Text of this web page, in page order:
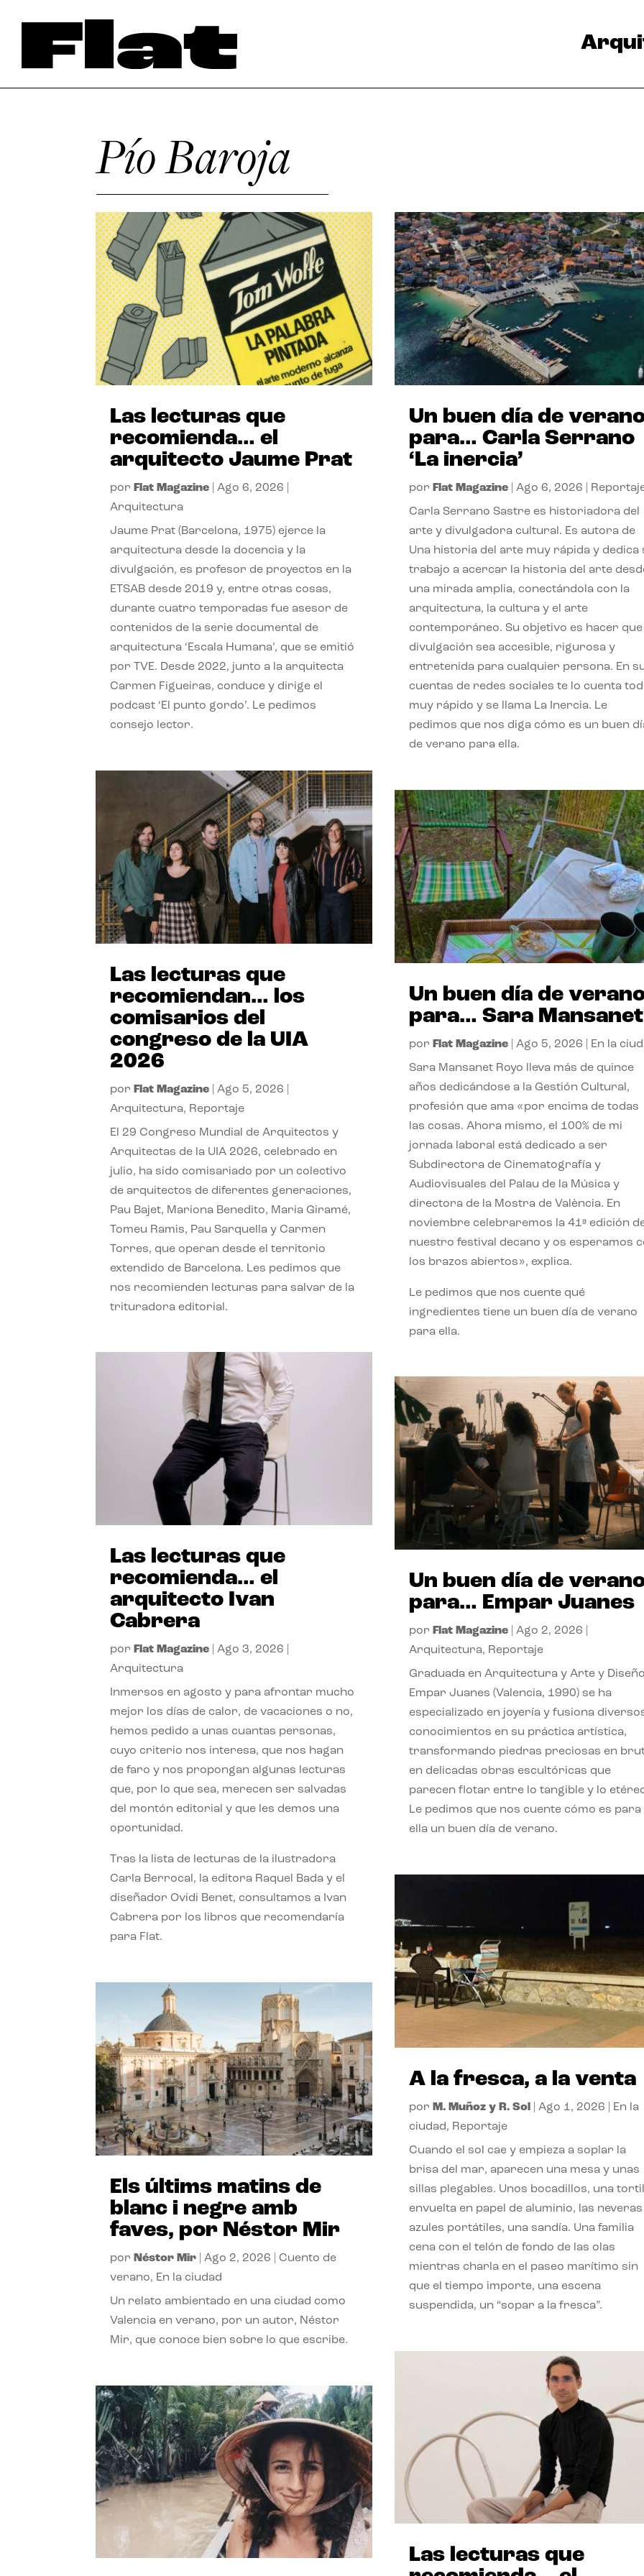
Pío Baroja
Las lecturas que
recomienda… el
arquitecto Jaume Prat
por Flat Magazine |Ago 6, 2026
Arquitectura
Jaume Prat (Barcelona, 1975) ejerce la
arquitectura desde la docencia y la
divulgación, es profesor de proyectos en la
ETSAB desde 2019 y, entre otras cosas,
durante cuatro temporadas fue asesor de
contenidos de la serie documental de
arquitectura ‘Escala Humana’, que se emitió
por TVE. Desde 2022, junto a la arquitecta
Carmen Figueiras, conduce y dirige el
podcast ‘El punto gordo’. Le pedimos
consejo lector.
Las lecturas que
recomiendan… los
comisarios del
congreso de la UIA
2026
por Flat Magazine |Ago 5, 2026
Arquitectura, Reportaje
El 29 Congreso Mundial de Arquitectos y
Arquitectas de la UIA 2026, celebrado en
julio, ha sido comisariado por un colectivo
de arquitectos de diferentes generaciones,
Pau Bajet, Mariona Benedito, Maria Giramé,
Tomeu Ramis, Pau Sarquella y Carmen
Torres, que operan desde el territorio
extendido de Barcelona. Les pedimos que
nos recomienden lecturas para salvar de la
trituradora editorial.
Las lecturas que
recomienda… el
arquitecto Ivan
Cabrera
por Flat Magazine |Ago 3, 2026
Arquitectura
Inmersos en agosto y para afrontar mucho
mejor los días de calor, de vacaciones o no,
hemos pedido a unas cuantas personas,
cuyo criterio nos interesa, que nos hagan
de faro y nos propongan algunas lecturas
que, por lo que sea, merecen ser salvadas
del montón editorial y que les demos una
oportunidad.
Tras la lista de lecturas de la ilustradora
Carla Berrocal, la editora Raquel Bada y el
diseñador Ovidi Benet, consultamos a Ivan
Cabrera por los libros que recomendaría
para Flat.
Els últims matins de
blanc i negre amb
faves, por Néstor Mir
por Néstor Mir |Ago 2, 2026 |Cuento de
verano, En la ciudad
Un relato ambientado en una ciudad como
Valencia en verano, por un autor, Néstor
Mir, que conoce bien sobre lo que escribe.
Un buen día de
para… Carla Serrano
‘La inercia’
por Flat Magazine| Ago 6, 2026
Carla Serrano Sastre es historiadora del
arte y divulgadora cultural. Es autora de
Una historia del arte muy rápida y dedica
trabajo a acercar la historia del arte
una mirada amplia, conectándola con la
arquitectura, la cultura y el arte
contemporáneo. Su objetivo es hacer que
divulgación sea accesible, rigurosa y
entretenida para cualquier persona. En
cuentas de redes sociales te lo cuenta
muy rápido y se llama La Inercia. Le
pedimos que nos diga cómo es un buen
de verano para ella.
Un buen día de
para… Sara Mansanet
por Flat Magazine| Ago 5, 2026 En la
Sara Mansanet Royo lleva más de quince
años dedicándose a la Gestión Cultural,
profesión que ama «por encima de todas
las cosas. Ahora mismo, el 100% de mi
jornada laboral está dedicado a ser
Subdirectora de Cinematografía y
Audiovisuales del Palau de la Música y
directora de la Mostra de València. En
noviembre celebraremos la 41ª edición
nuestro festival decano y os esperamos
los brazos abiertos», explica.
Le pedimos que nos cuente qué
ingredientes tiene un buen día de verano
para ella.
Un buen día de
para… Empar Juanes
por Flat Magazine| Ago 2, 2026
Arquitectura, Reportaje
Graduada en Arquitectura y Arte y
Empar Juanes (Valencia, 1990) se ha
especializado en joyería y fusiona
conocimientos en su práctica artística,
transformando piedras preciosas en
en delicadas obras escultóricas que
parecen flotar entre lo tangible y lo
Le pedimos que nos cuente cómo es para
ella un buen día de verano.
A la fresca, a la venta
por M. Muñoz y R. Sol Ago 1, 2026
En la
ciudad, Reportaje
Cuando el sol cae y empieza a soplar la
brisa del mar, aparecen una mesa y unas
sillas plegables. Unos bocadillos, una
envuelta en papel de aluminio, las neveras
azules portátiles, una sandía. Una familia
cena con el telón de fondo de las olas
mientras charla en el paseo marítimo sin
que el tiempo importe, una escena
suspendida, un “sopar a la fresca”.
Las lecturas que